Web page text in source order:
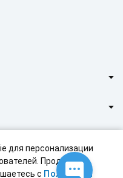
для персонализации
Продолжая
с Политикой